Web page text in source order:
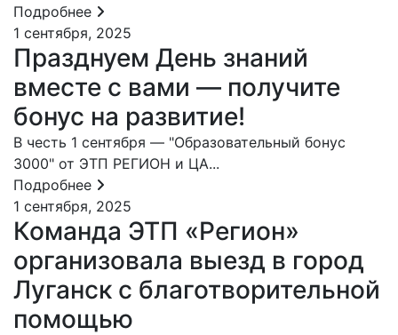
Подробнее
1 сентября, 2025
Празднуем День знаний
вместе с вами — получите
бонус на развитие!
В честь 1 сентября — "Образовательный бонус
3000" от ЭТП РЕГИОН и ЦА...
Подробнее
1 сентября, 2025
Команда ЭТП «Регион»
организовала выезд в город
Луганск с благотворительной
помощью